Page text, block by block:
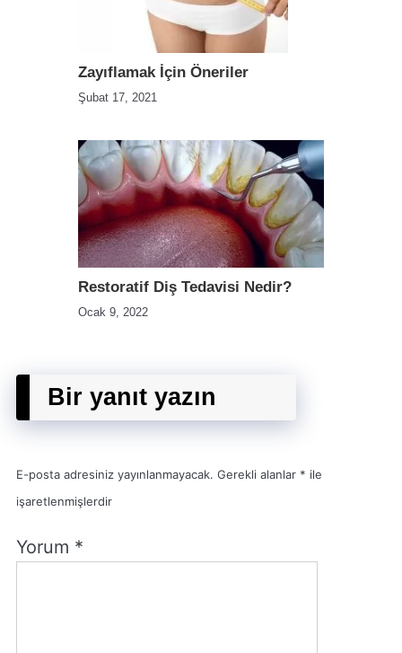
Zayıflamak İçin Öneriler
Şubat 17, 2021
Restoratif Diş Tedavisi Nedir?
Ocak 9, 2022
Bir yanıt yazın
E-posta adresiniz yayınlanmayacak. Gerekli alanlar * ile
işaretlenmişlerdir
Yorum *